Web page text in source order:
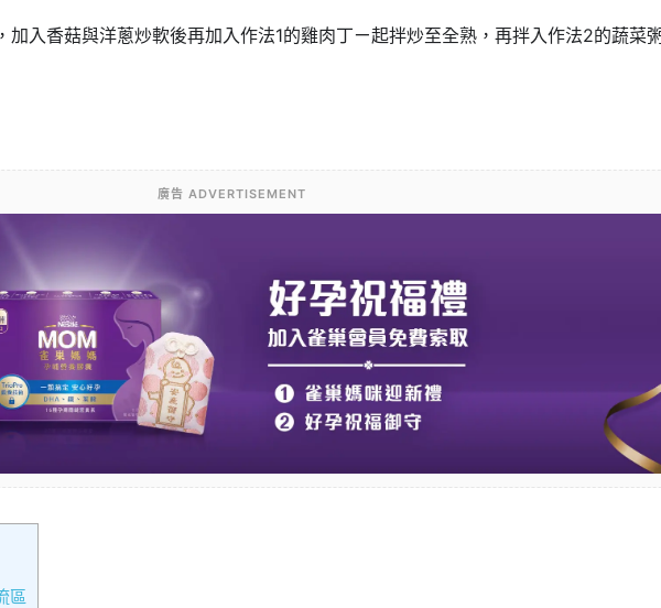
加入香菇與洋蔥炒軟後再加 入作法1的雞肉丁ㄧ起拌炒至全熟，再拌入作法2的蔬菜
廣告 ADVERTISEMENT
區